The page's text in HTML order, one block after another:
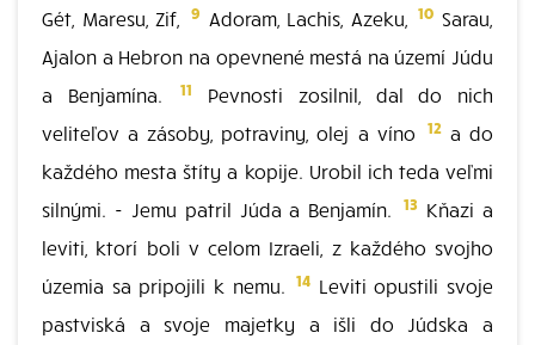
Gét, Maresu, Zif, 9 Adoram, Lachis, Azeku, 10 Sarau,
Ajalon a Hebron na opevnené mestá na území Júdu
a Benjamína.
11
Pevnosti zosilnil, dal do nich
veliteľov a zásoby, potraviny, olej a víno
12a do
každého mesta štíty a kopije. Urobil ich teda veľmi
silnými. - Jemu patril Júda a Benjamín.
13 Kňazi a
leviti, ktorí boli v celom Izraeli, z každého svojho
územia sa pripojili k nemu. 14 Leviti opustili svoje
pastviská a svoje majetky a išli do Júdska a